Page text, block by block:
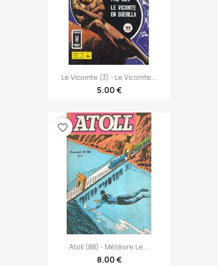
Le Vicomte (3) - Le Vicomte...
5.00 €
Atoll (88) - Météore Le...
8.00 €
favorite_border